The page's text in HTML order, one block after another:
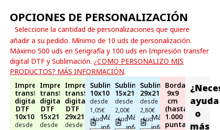
OPCIONES DE PERSONALIZACIÓN
Seleccione la cantidad de personalizaciones que quiere
añadir a su pedido. Mínimo de 10 uds de personalización.
Máximo 500 uds en Serigrafía y 100 uds en Impresión transfer
digital DTF y Sublimación. ¿COMO PERSONALIZO MIS
PRODUCTOS? MÁS INFORMACIÓN.
Impresión
transfer
digital
DTF
10x10cm
desde
Impresión
transfer
digital
DTF
15x21cm
desde
Impresión
transfer
digital
DTF
29x21cm
desde
Sublimación
10x10cm
desde
1,05€
/ udMás
información
Sublimación
15x21cm
desde
2,00€
/ udMás
información
Sublimación
29x21cm
desde
2,80€
/ udMás
información
Bordado
9x9
cm
(hasta
1.000
puntadas)
ayuda
o
más